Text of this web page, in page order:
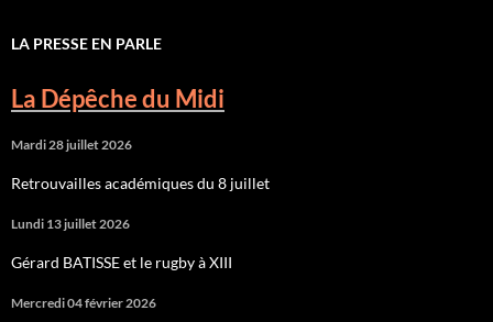
LA PRESSE EN PARLE
La Dépêche du Midi
Mardi 28 juillet 2026
Retrouvailles académiques du 8 juillet
Lundi 13 juillet 2026
Gérard BATISSE et le rugby à XIII
Mercredi 04 février 2026